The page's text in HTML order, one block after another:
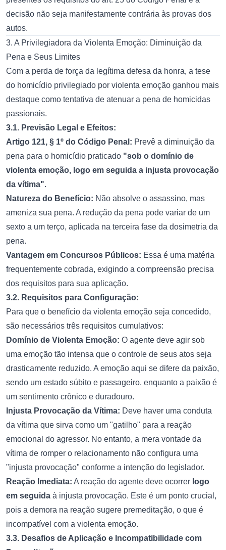
decisão não seja manifestamente contrária às provas dos
autos.
3. A Privilegiadora da Violenta Emoção: Diminuição da
Pena e Seus Limites
Com a perda de força da legítima defesa da honra, a tese
do homicídio privilegiado por violenta emoção ganhou mais
destaque como tentativa de atenuar a pena de homicidas
passionais.
3.1. Previsão Legal e Efeitos:
Artigo 121, § 1º do Código Penal: Prevê a diminuição da
pena para o homicídio praticado "sob o domínio de
violenta emoção, logo em seguida a injusta provocação
da vítima".
Natureza do Benefício: Não absolve o assassino, mas
ameniza sua pena. A redução da pena pode variar de um
sexto a um terço, aplicada na terceira fase da dosimetria da
pena.
Vantagem em Concursos Públicos: Essa é uma matéria
frequentemente cobrada, exigindo a compreensão precisa
dos requisitos para sua aplicação.
3.2. Requisitos para Configuração:
Para que o benefício da violenta emoção seja concedido,
são necessários três requisitos cumulativos:
Domínio de Violenta Emoção: O agente deve agir sob
uma emoção tão intensa que o controle de seus atos seja
drasticamente reduzido. A emoção aqui se difere da paixão,
sendo um estado súbito e passageiro, enquanto a paixão é
um sentimento crônico e duradouro.
Injusta Provocação da Vítima: Deve haver uma conduta
da vítima que sirva como um "gatilho" para a reação
emocional do agressor. No entanto, a mera vontade da
vítima de romper o relacionamento não configura uma
"injusta provocação" conforme a intenção do legislador.
Reação Imediata: A reação do agente deve ocorrer logo
em seguida à injusta provocação. Este é um ponto crucial,
pois a demora na reação sugere premeditação, o que é
incompatível com a violenta emoção.
3.3. Desafios de Aplicação e Incompatibilidade com